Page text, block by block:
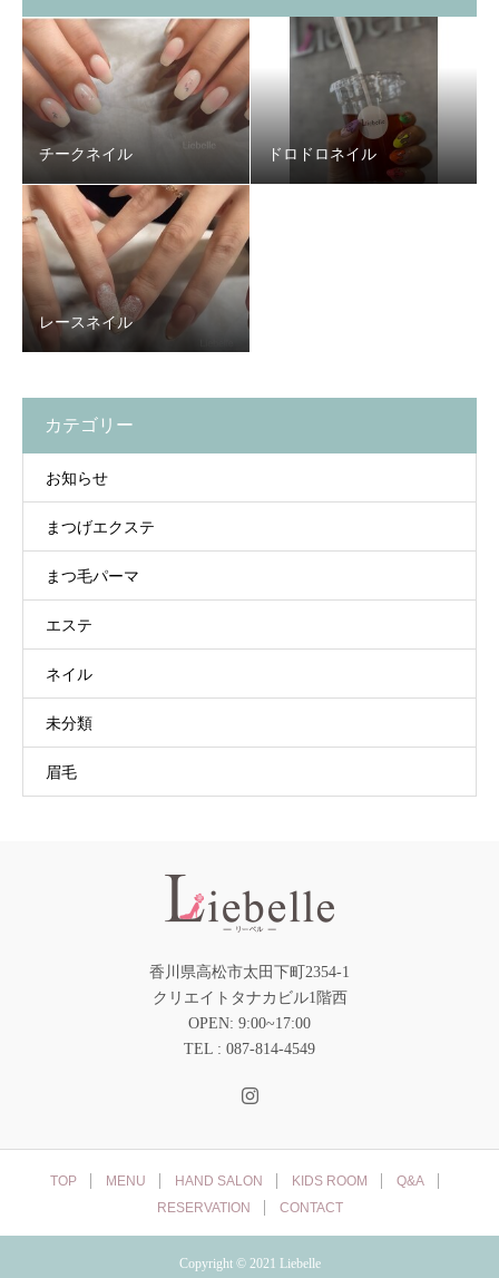
チークネイル ドロドロネイル
レースネイル
カテゴリー
お知らせ
まつげエクステ
まつ毛パーマ
エステ
ネイル
未分類
眉毛
香川県高松市太田下町2354-1
クリエイトタナカビル1階西
OPEN: 9:00~17:00
TEL : 087-814-4549
TOP MENU HAND SALON KIDS ROOM
Q&A
RESERVATION
CONTACT
Copyright © 2021 Liebelle